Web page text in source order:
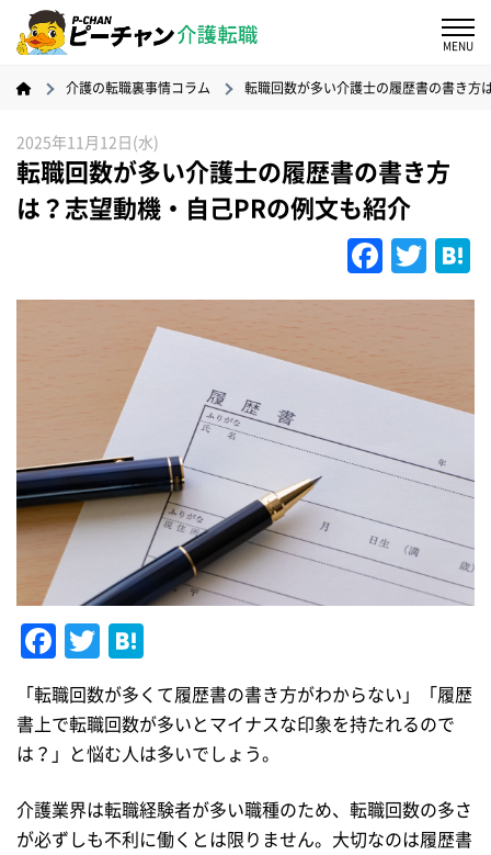
介護の転職裏事情コラム 転職回数が多い介護士の履歴書の書き方
2025年11月12日(水)
転職回数が多い介護士の履歴書の書き方
は？志望動機・自己PRの例文も紹介
Facebook
Twitter
「転職回数が多くて履歴書の書き方がわからない」「履歴
書上で転職回数が多いとマイナスな印象を持たれるので
は？」と悩む人は多いでしょう。
介護業界は転職経験者が多い職種のため、転職回数の多さ
が必ずしも不利に働くとは限りません。大切なのは履歴書